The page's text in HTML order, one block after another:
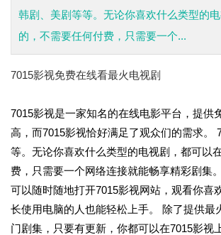
韩剧、美剧等等。无论你喜欢什么类型的
的，不需要任何付费，只需要一个...
7015影视免费在线看最火电视剧
7015影视是一家知名的在线电影平台，提
高，而7015影视恰好满足了观众们的需求。
等。无论你喜欢什么类型的电视剧，都可以
费，只需要一个网络连接就能畅享精彩剧集
可以随时随地打开7015影视网站，观看你
长使用电脑的人也能轻松上手。 除了提供
门剧集，只要有更新，你都可以在7015影